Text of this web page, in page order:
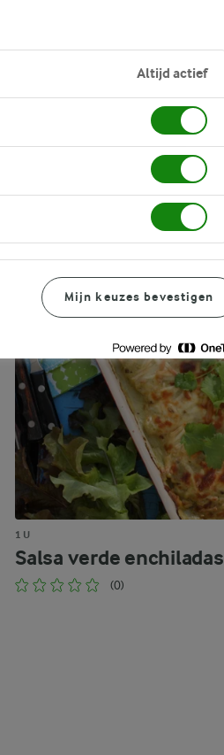
1 U
Salsa verde enchiladas
(0)
Altijd actief
Mijn keuzes bevestigen